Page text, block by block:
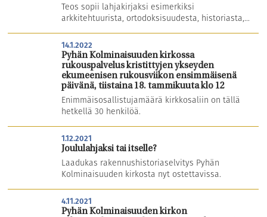
Teos sopii lahjakirjaksi esimerkiksi
arkkitehtuurista, ortodoksisuudesta, historiasta,...
14.1.2022
Pyhän Kolminaisuuden kirkossa
rukouspalvelus kristittyjen ykseyden
ekumeenisen rukousviikon ensimmäisenä
päivänä, tiistaina 18. tammikuuta klo 12
Enimmäisosallistujamäärä kirkkosaliin on tällä
hetkellä 30 henkilöä.
1.12.2021
Joululahjaksi tai itselle?
Laadukas rakennushistoriaselvitys Pyhän
Kolminaisuuden kirkosta nyt ostettavissa.
4.11.2021
Pyhän Kolminaisuuden kirkon